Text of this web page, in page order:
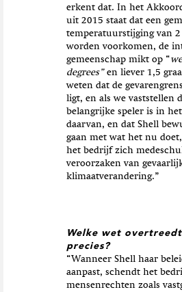
erkent dat. In het
uit 2015 staat dat een
temperatuurstijging van
worden voorkomen, de
gemeenschap mikt op “
degrees”en liever 1,5
weten dat de
ligt, en als we vaststellen
belangrijke speler is in
daarvan, en dat Shell
gaan met wat het nu
het bedrijf zich
veroorzaken van
klimaatverandering.”
Welke wet
precies?
“Wanneer Shell haar
aanpast, schendt het
mensenrechten zoals